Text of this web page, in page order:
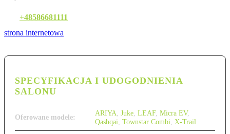
+48586681111
strona internetowa
SPECYFIKACJA I UDOGODNIENIA
SALONU
Oferowane modele: ARIYA Juke LEAF, Micra EV,
Qashqai Townstar Combi X-Trail